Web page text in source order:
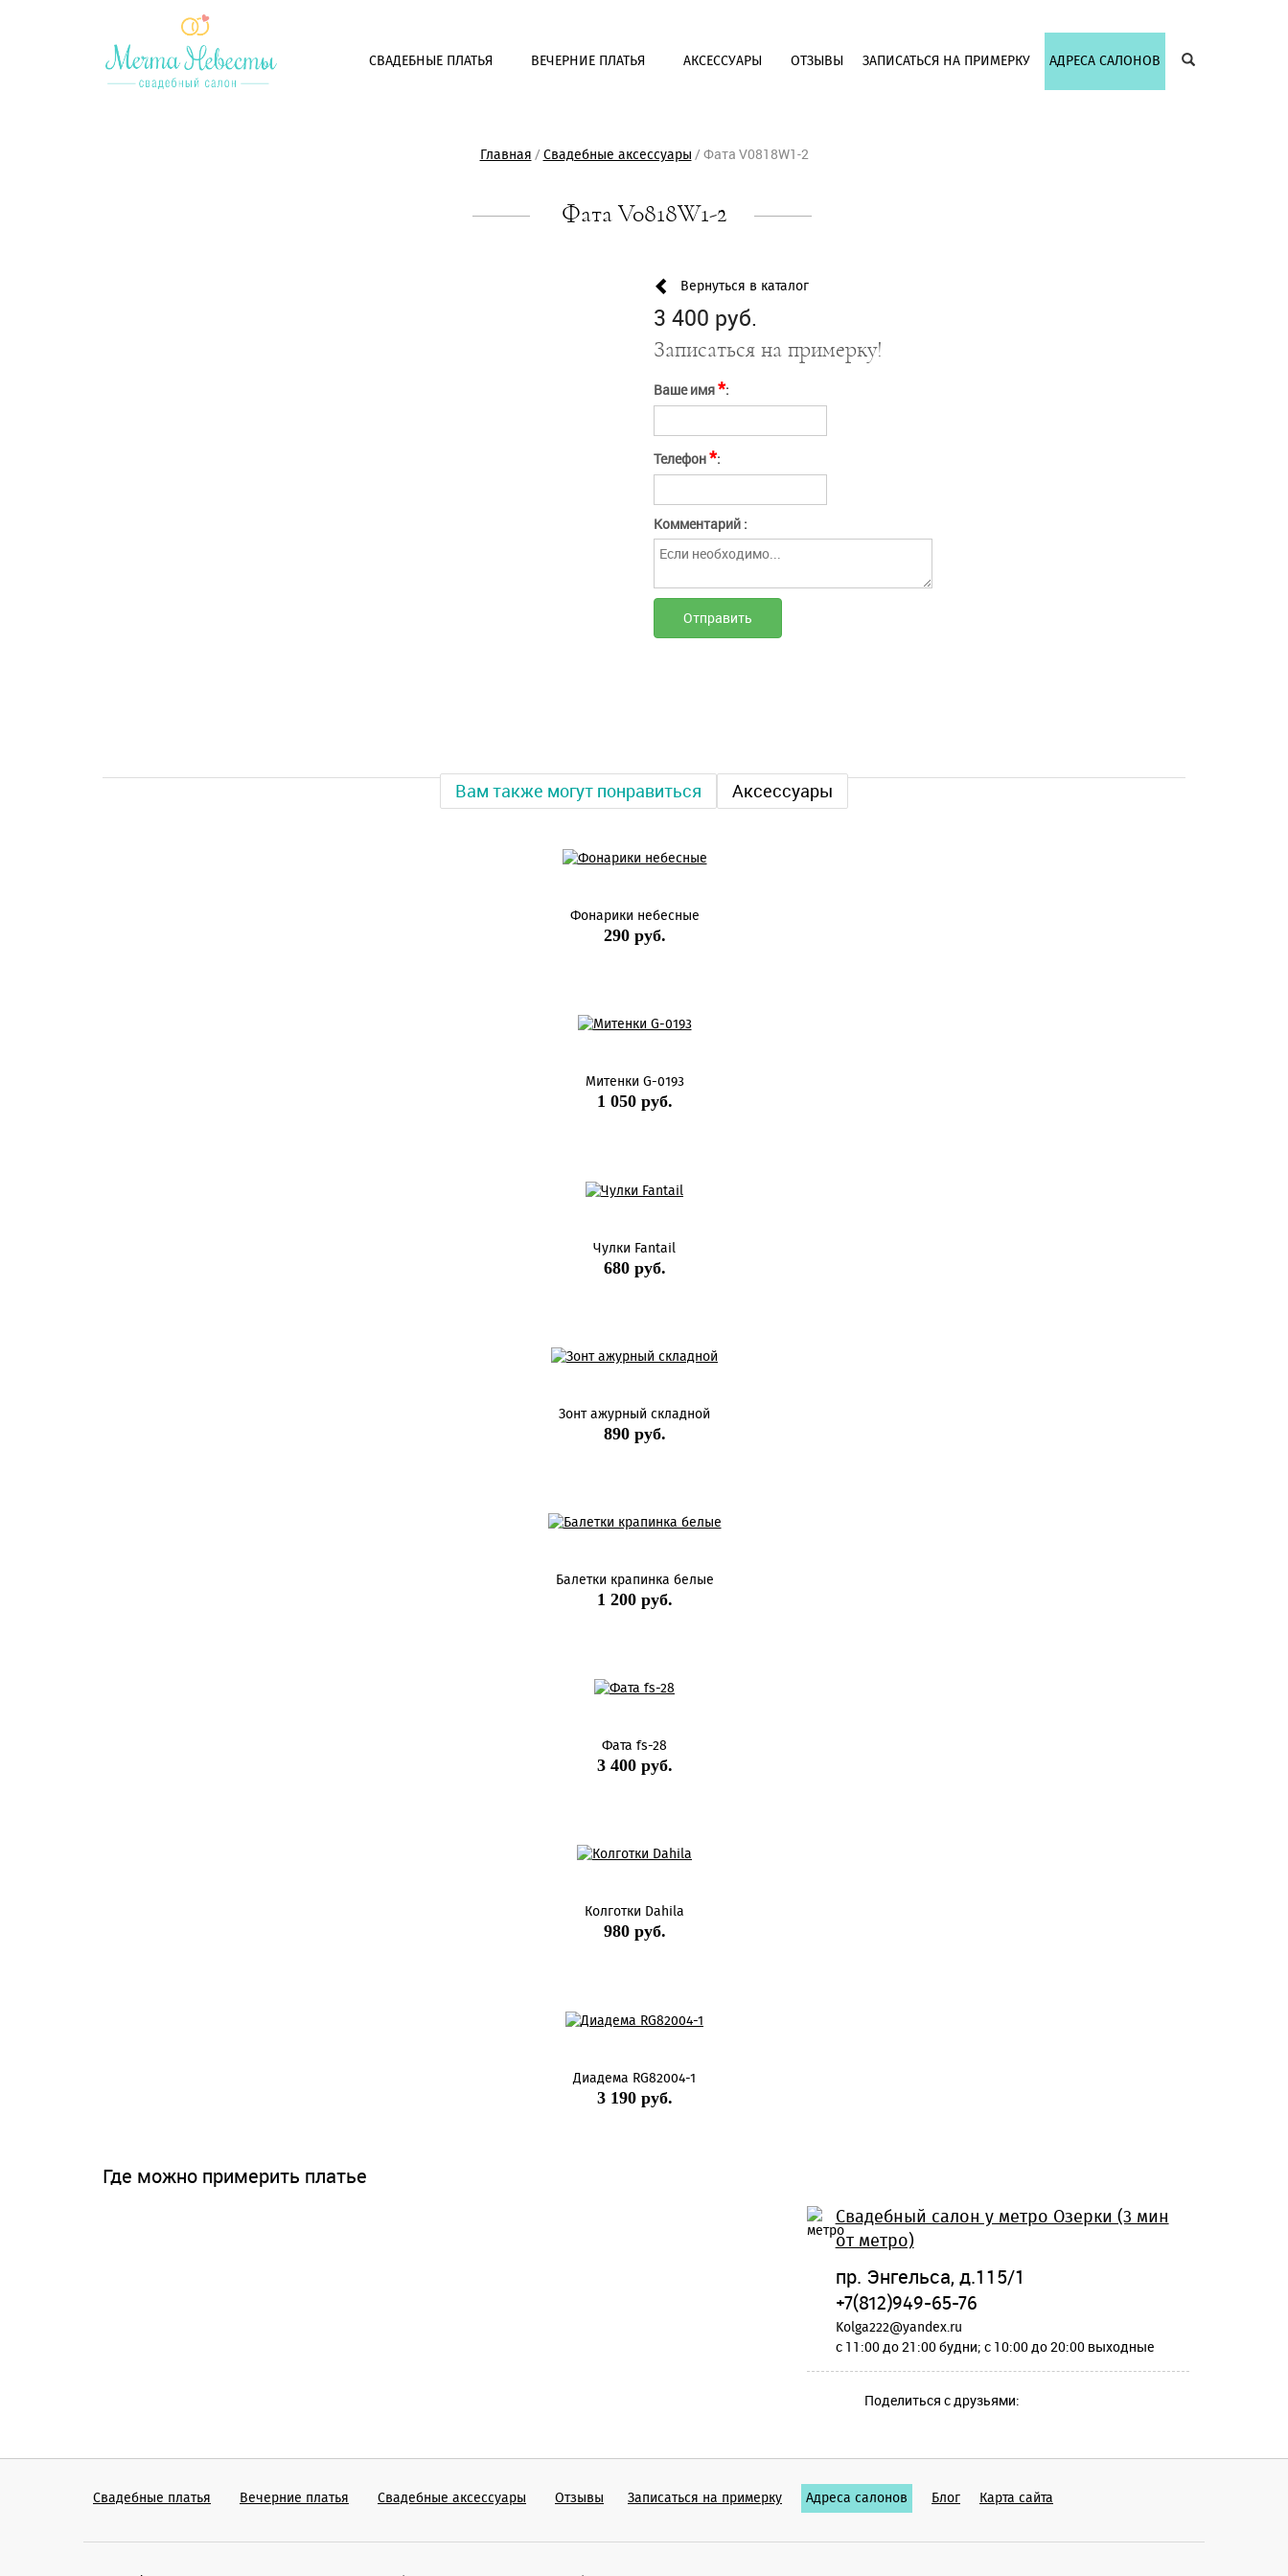
СВАДЕБНЫЕ ПЛАТЬЯ ВЕЧЕРНИЕ ПЛАТЬЯ АКСЕССУАРЫ ОТЗЫВЫ ЗАПИСАТЬСЯ НА ПРИМЕРКУ АДРЕСА САЛОНОВ
Главная / Cвадебные аксессуары /Фата V0818W1-2
Фата V0818W1-2
Вернуться в каталог
3 400 руб.
Записаться на примерку!
Ваше имя*:
Телефон*:
Комментарий :
Вам также могут понравиться Аксессуары
Фонарики небесные
290 руб.
Митенки G-0193
1 050 руб.
Чулки Fantail
680 руб.
Зонт ажурный складной
890 руб.
Балетки крапинка белые
1 200 руб.
Фата fs-28
3 400 руб.
Колготки Dahila
980 руб.
Диадема RG82004-1
3 190 руб.
Где можно примерить платье
Свадебный салон у метро Озерки (3 мин
от метро)
пр. Энгельса, д.115/1
+7(812)949-65-76
Kolga222@yandex.ru
c 11:00 до 21:00 будни; c 10:00 до 20:00 выходные
Поделиться с друзьями:
Свадебные платья Вечерние платья Cвадебные аксессуары Отзывы Записаться на примерку Адреса салонов Блог Карта сайта
Выбрать салон
Отправить
Отмена
Отправка...
Отправить